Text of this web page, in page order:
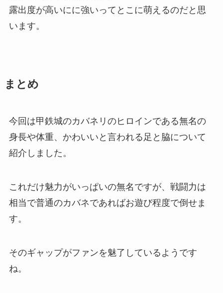
露出度が高いにに強いってとこに萌えるのだと思
います。
まとめ
今回は甲鉄城のカバネリのヒロインである無名の
身長や体重、かわいいと言われる足と脇について
紹介しました。
これだけ魅力がいっぱいの無名ですが、戦闘力は
相当で普通のカバネであればお遊び程度で倒せま
す。
そのギャップがファンを魅了しているようです
ね。